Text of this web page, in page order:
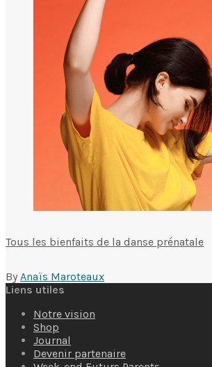
Tous les bienfaits de la danse prénatale
By Anaïs Maroteaux
Liens utiles
Notre vision
Shop
Journal
Devenir partenaire